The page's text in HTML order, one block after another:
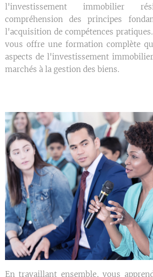
l'investissement immobilier
compréhension des principes
l'acquisition de compétences
vous offre une formation complète
aspects de l'investissement
marchés à la gestion des biens.
En travaillant ensemble, vous